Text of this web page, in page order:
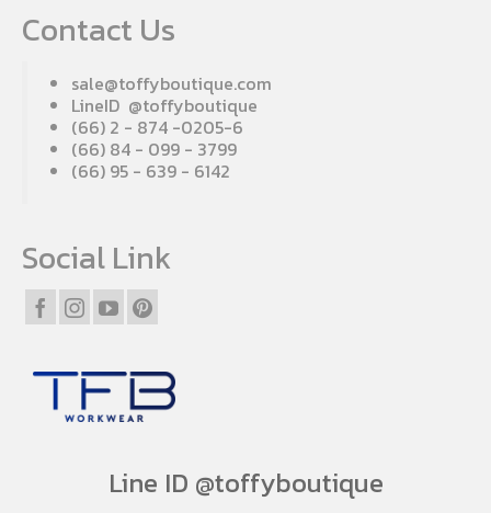
Contact Us
sale@toffyboutique.com
LineID @toffyboutique
(66) 2 - 874 -0205-6
(66) 84 - 099 - 3799
(66) 95 - 639 - 6142
Social Link
Line ID @toffyboutique